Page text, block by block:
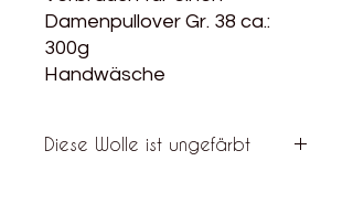
Damenpullover Gr. 38 ca.:
300g
Handwäsche
Diese Wolle ist ungefärbt